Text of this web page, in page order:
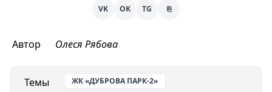
VK OK TG ⎘
Автор Олеся Рябова
Темы ЖК «ДУБРОВА ПАРК-2»